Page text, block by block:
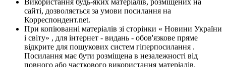
сайті, дозволяється за умови посилання на
Корреспондент.net.
При копіюванні матеріалів зі сторінки « Новини України
і світу» , для інтернет - видань - обов'язкове пряме
відкрите для пошукових систем гіперпосилання .
Посилання має бути розміщена в незалежності від
повного або часткового використання матеріалів.